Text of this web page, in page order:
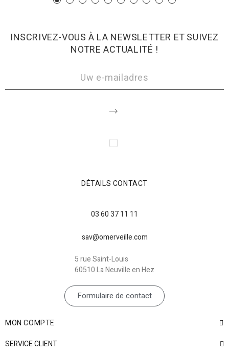
INSCRIVEZ-VOUS À LA NEWSLETTER ET SUIVEZ
NOTRE ACTUALITÉ !
DÉTAILS CONTACT
03 60 37 11 11
sav@omerveille.com
5 rue Saint-Louis
60510 La Neuville en Hez
Formulaire de contact
MON COMPTE
SERVICE CLIENT